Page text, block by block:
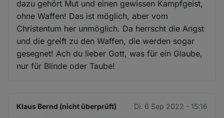
dazu gehört Mut und einen gewissen Kampfgeist,
ohne Waffen! Das ist möglich, aber vom
Christentum her unmöglich. Da herrscht die Angst
und die greift zu den Waffen, die werden sogar
gesegnet! Ach du lieber Gott, was für ein Glaube,
nur für Blinde oder Taube!
Klaus Bernd (nicht überprüft) Di. 6 Sep 2022 - 15:16